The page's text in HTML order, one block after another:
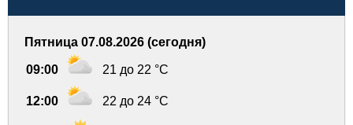
Пятница 07.08.2026 (сегодня)
09:00 21 до 22 °C
12:00 22 до 24 °C